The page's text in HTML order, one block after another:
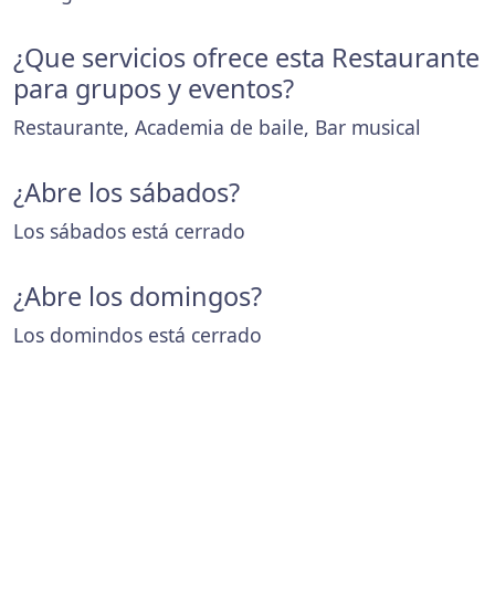
¿Que servicios ofrece esta Restaurante
para grupos y eventos?
Restaurante, Academia de baile, Bar musical
¿Abre los sábados?
Los sábados está cerrado
¿Abre los domingos?
Los domindos está cerrado